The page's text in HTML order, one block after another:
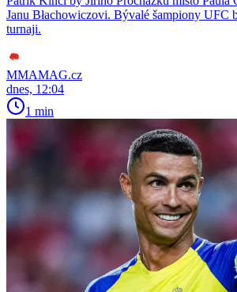
Janu Błachowiczovi. Bývalé šampiony UFC
turnaji.
MMAMAG.cz
dnes, 12:04
1 min